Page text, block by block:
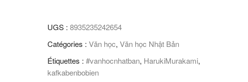
bờ
biển
UGS : 8935235242654
Catégories : Văn học, Văn học Nhật Bản
Étiquettes : #vanhocnhatban, HarukiMurakami,
kafkabenbobien